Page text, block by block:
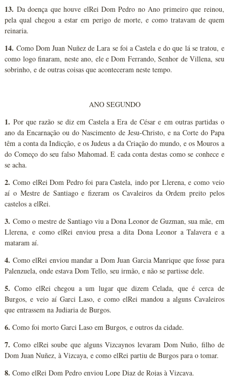
13. Da doença que houve elRei Dom Pedro no Ano primeiro que reinou,
pela qual chegou a estar em perigo de morte, e como tratavam de quem
reinaria.
14. Como Dom Juan Nuñez de Lara se foi a Castela e do que lá se tratou, e
como logo finaram, neste ano, ele e Dom Ferrando, Senhor de Villena, seu
sobrinho, e de outras coisas que aconteceram neste tempo.
ANO SEGUNDO
1. Por que razão se diz em Castela a Era de César e em outras partidas o
ano da Encarnação ou do Nascimento de Jesu-Christo, e na Corte do Papa
têm a conta da Indicção, e os Judeus a da Criação do mundo, e os Mouros a
do Começo do seu falso Mahomad. E cada conta destas como se conhece e
se acha.
2. Como elRei Dom Pedro foi para Castela, indo por Llerena, e como veio
aí o Mestre de Santiago e fizeram os Cavaleiros da Ordem preito pelos
castelos a elRei.
3. Como o mestre de Santiago viu a Dona Leonor de Guzman, sua mãe, em
Llerena, e como elRei enviou presa a dita Dona Leonor a Talavera e a
mataram aí.
4. Como elRei enviou mandar a Dom Juan Garcia Manrique que fosse para
Palenzuela, onde estava Dom Tello, seu irmão, e não se partisse dele.
5. Como elRei chegou a um lugar que dizem Celada, que é cerca de
Burgos, e veio aí Garci Laso, e como elRei mandou a alguns Cavaleiros
que entrassem na Judiaria de Burgos.
6. Como foi morto Garci Laso em Burgos, e outros da cidade.
7. Como elRei soube que alguns Vizcaynos levaram Dom Nuño, filho de
Dom Juan Nuñez, à Vizcaya, e como elRei partiu de Burgos para o tomar.
8. Como elRei Dom Pedro enviou Lope Diaz de Rojas à Vizcaya.